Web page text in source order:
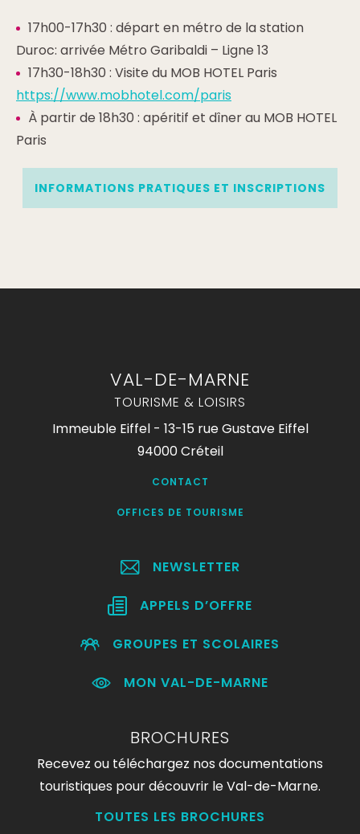
17h00-17h30 : départ en métro de la station
Duroc: arrivée Métro Garibaldi – Ligne 13
17h30-18h30 : Visite du MOB HOTEL Paris
https://www.mobhotel.com/paris
À partir de 18h30 : apéritif et dîner au MOB HOTEL
Paris
INFORMATIONS PRATIQUES ET INSCRIPTIONS
VAL-DE-MARNE
TOURISME & LOISIRS
Immeuble Eiffel - 13-15 rue Gustave Eiffel
94000 Créteil
CONTACT
OFFICES DE TOURISME
NEWSLETTER
APPELS D’OFFRE
GROUPES ET SCOLAIRES
MON VAL-DE-MARNE
BROCHURES
Recevez ou téléchargez nos documentations
touristiques pour découvrir le Val-de-Marne.
TOUTES LES BROCHURES